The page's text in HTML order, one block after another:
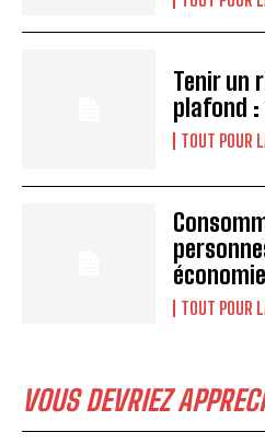
Tenir un
plafond
TOUT POUR
TOUT POUR
VOUS DEVRIEZ